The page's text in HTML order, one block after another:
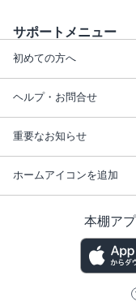
サポートメニュー
初めての方へ
ヘルプ・お問合せ
重要なお知らせ
ホームアイコンを追加
本棚ア